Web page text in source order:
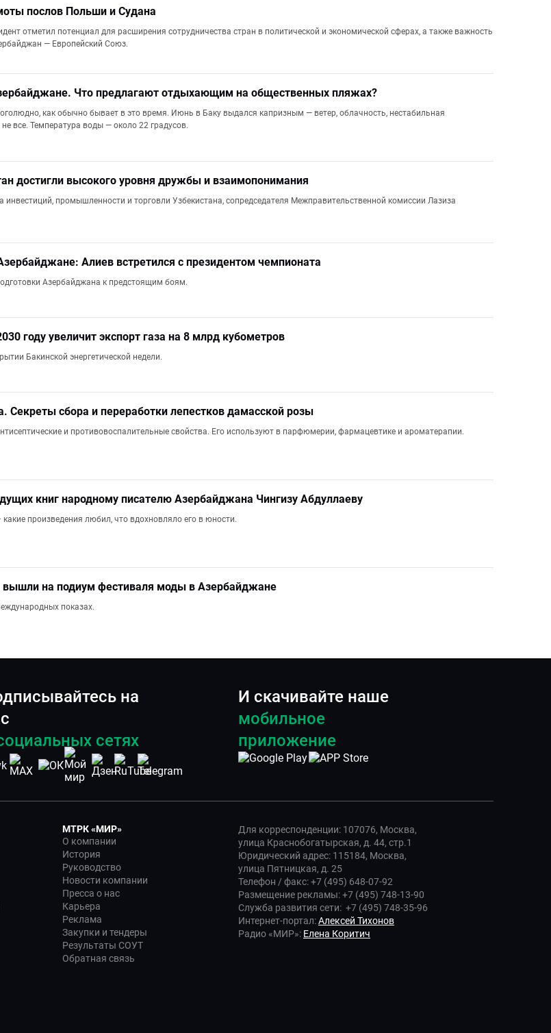
послов Польши и Судана
отметил потенциал для расширения сотрудничества стран в политической и экономической сферах, а также важность
— Европейский Союз.
Что предлагают отдыхающим на общественных пляжах?
как обычно бывает в это время. Июнь в Баку выдался капризным — ветер, облачность, нестабильная
все. Температура воды — около 22 градусов.
достигли высокого уровня дружбы и взаимопонимания
промышленности и торговли Узбекистана, сопредседателя Межправительственной комиссии Лазиза
Алиев встретился с президентом чемпионата
Азербайджана к предстоящим боям.
году увеличит экспорт газа на 8 млрд кубометров
Бакинской энергетической недели.
Секреты сбора и переработки лепестков дамасской розы
и противовоспалительные свойства. Его используют в парфюмерии, фармацевтике и ароматерапии.
книг народному писателю Азербайджана Чингизу Абдуллаеву
произведения любил, что вдохновляло его в юности.
вышли на подиум фестиваля моды в Азербайджане
показах.
на
сетях
И скачивайте наше
мобильное
приложение
МТРК «МИР»
О компании
История
Руководство
Новости компании
Пресса о нас
Карьера
Реклама
Закупки и тендеры
Результаты СОУТ
Обратная связь
Для корреспонденции: 107076, Москва,
улица Краснобогатырская, д. 44, стр.1
Юридический адрес: 115184, Москва,
улица Пятницкая, д. 25
Телефон / факс: +7 (495) 648-07-92
Размещение рекламы: +7 (495) 748-13-90
Служба развития сети: +7 (495) 748-35-96
Интернет-портал:Алексей Тихонов
Радио «МИР»: Елена Коритич